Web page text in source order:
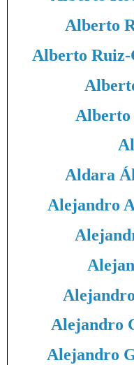
Alberto
Alberto
Alberto
Aldara
Alejandro
Alejandro
Alejandro